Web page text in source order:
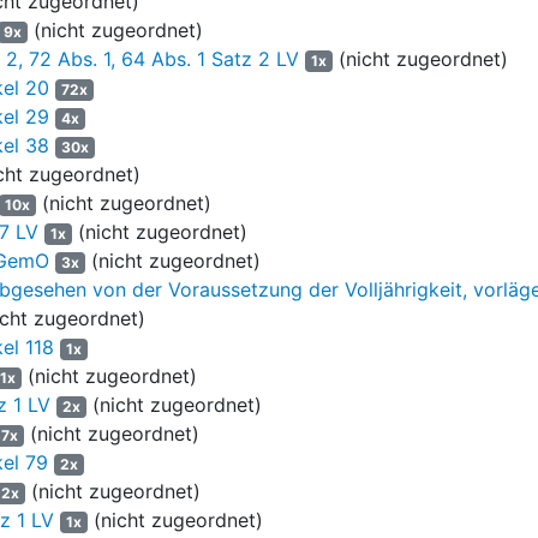
aufgrund rechtskräftig ausgesprochenen Verlusts
Wahlalters nicht wählen und somit nicht
vom 23.10.1951 (-
2 BvG 1/51 - juris Rn.
Bevölkerung, die sich nur auf Volljährige beziehe.
nur die Fälle des
2 GGsei, welches die Staatsgewalt auch durch
3 LV und Art. 28 Abs. 3 Satz 3 GG
1 Satz 1 LV wären, dann wären die
Art. 20 GG und Art. 25 Abs. 1 Satz 1 LV
des Regierungspräsidiums habe zur Folge, dass sowohl
Deutschen und deutschen Kleinkindern objektiv-
müsse. Dies sei abwegig; auch grammatikalisch
Art. 20 Abs. 2 Satz 1 und Satz 2 GG
und identisch seien. Nur in diesem Sinne sei es möglich,
1 Satz 2 GG identisch auszulegen, wie es das
unter Volk im Sinne von
Sinne von Art. 20 Abs. 2 Sätze 1 und 2, 28 Abs. 1 Satz
keine „Öffnungsklausel“ für den auf Landes- und
9x (nicht zugeordnet)
72 Abs. 1, 64 Abs. 1 Satz 2 LV
1x (nicht zugeordnet)
20
72x
29 4x
38 30x
zugeordnet)
10x (nicht zugeordnet)
LV
1x (nicht zugeordnet)
3x (nicht zugeordnet)
von der Voraussetzung der Volljährigkeit,
zugeordnet)
118
1x
1x (nicht zugeordnet)
1 LV
2x (nicht zugeordnet)
7x (nicht zugeordnet)
79
2x
2x (nicht zugeordnet)
1 LV
1x (nicht zugeordnet)